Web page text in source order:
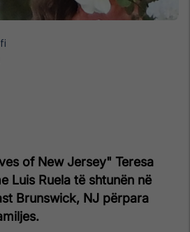
of New Jersey" Teresa
Luis Ruela të shtunën në
Brunswick, NJ përpara